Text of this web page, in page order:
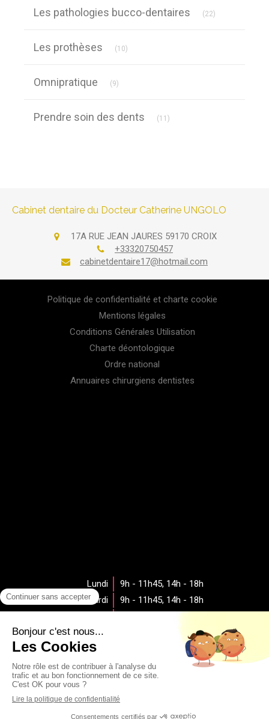
Les pathologies bucco-dentaires (22)
Les prothèses (10)
Omnipratique (9)
Prendre soin des dents (11)
Cabinet dentaire du Docteur Catherine UNGOLO
17A RUE JEAN JAURES 59170 CROIX
+33320750457
cabinetdentaire17@hotmail.com
Politique de confidentialité et charte cookie
Mentions légales
Conditions Générales Utilisation
Charte déontologique
Ordre national
Annuaires chirurgiens dentistes
Lundi 9h - 11h45, 14h - 18h
Mardi
9h - 11h45, 14h - 18h
Jeudi
14h - 18h
Vendredi
Samedi
Fermé
Dimanche
Fermé
Rechercher